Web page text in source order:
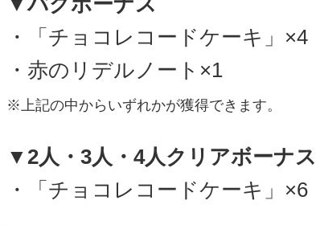
・「チョコレコードケーキ」×4
・赤のリデルノート×1
※上記の中からいずれかが獲得できます。
▼2人・3人・4人クリアボーナス
・「チョコレコードケーキ」×6